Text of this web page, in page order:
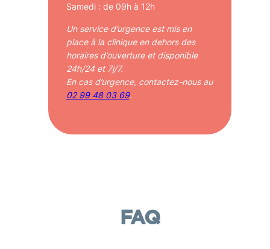
Samedi : de 09h à 12h
Un service d’urgence est mis en
place à la clinique en dehors des
horaires d’ouverture et disponible
24h/24 et 7j/7.
En cas d’urgence, contactez-nous au
02 99 48 03 69.
FAQ